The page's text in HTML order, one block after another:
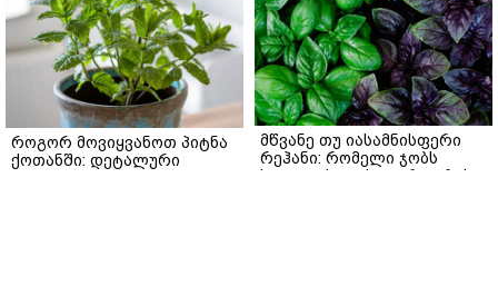
როგორ მოვიყვანოთ პიტნა
ქოთანში: დეტალური
მწვანე თუ იასამნისფერი
რეჰანი: რომელი ჯობს
სალათისთვის და რა არის